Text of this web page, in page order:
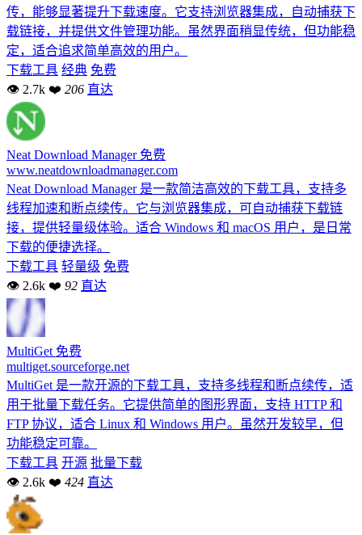
传，能够显著提升下载速度。它支持浏览器集成，自动捕获下
载链接，并提供文件管理功能。虽然界面稍显传统，但功能稳
定，适合追求简单高效的用户。
下载工具 经典 免费
👁 2.7k ❤ 206 直达
Neat Download Manager 免费
www.neatdownloadmanager.com
Neat Download Manager 是一款简洁高效的下载工具，支持多
线程加速和断点续传。它与浏览器集成，可自动捕获下载链
接，提供轻量级体验。适合 Windows 和 macOS 用户，是日常
下载的便捷选择。
下载工具 轻量级 免费
👁 2.6k ❤ 92 直达
MultiGet 免费
multiget.sourceforge.net
MultiGet 是一款开源的下载工具，支持多线程和断点续传，适
用于批量下载任务。它提供简单的图形界面，支持 HTTP 和
FTP 协议，适合 Linux 和 Windows 用户。虽然开发较早，但
功能稳定可靠。
下载工具 开源 批量下载
👁 2.6k ❤ 424 直达